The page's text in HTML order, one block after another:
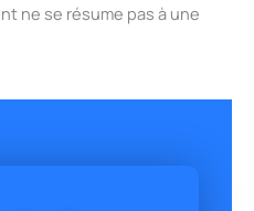
ne se résume pas à une